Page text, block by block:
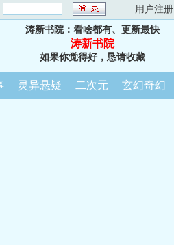
用户注册
涛新书院：看啥都有、更新最快
涛新书院
如果你觉得好，恳请收藏
灵异悬疑 二次元 玄幻奇幻